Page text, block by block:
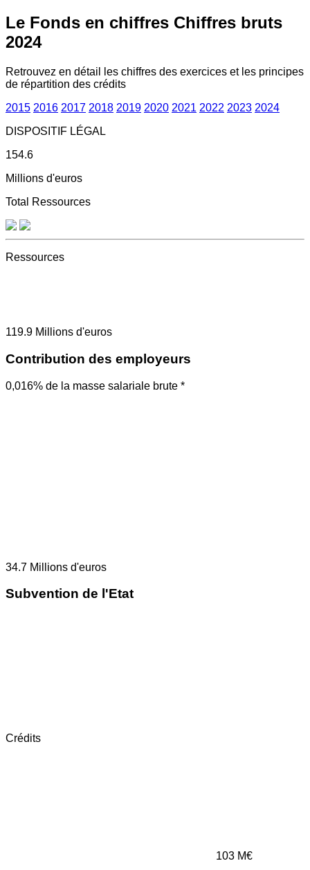
Le Fonds en chiffres Chiffres bruts
2024
Retrouvez en détail les chiffres des exercices et les principes
de répartition des crédits
2015 2016 2017 2018 2019 2020 2021 2022 2023 2024
DISPOSITIF LÉGAL
154.6
Millions d'euros
Total Ressources
Ressources
119.9 Millions d'euros
Contribution des employeurs
0,016% de la masse salariale brute *
34.7 Millions d'euros
Subvention de l'Etat
Crédits
103 M€